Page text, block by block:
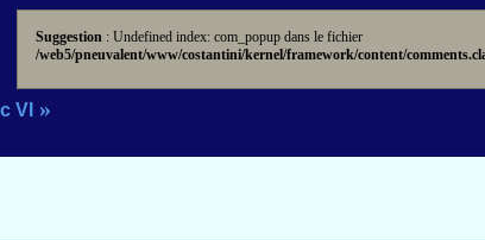
Suggestion : Undefined index: com_popup dans le fichier
/web5/pneuvalent/www/costantini/kernel/framework/content/
VI »